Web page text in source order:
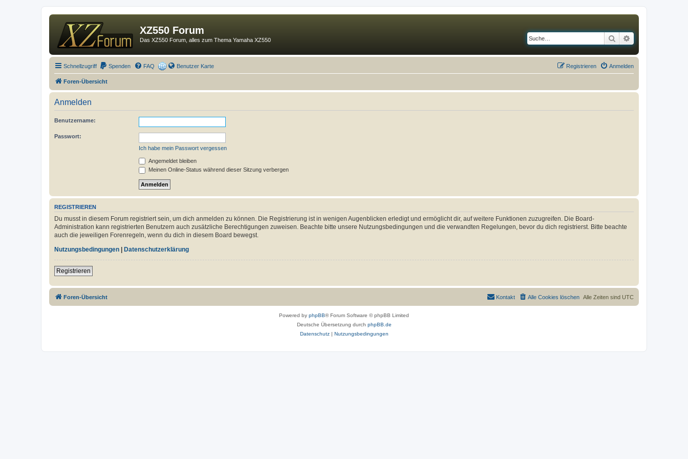
XZ550 Forum
Das XZ550 Forum, alles zum Thema Yamaha XZ550 Suche
Schnellzugriff Spenden FAQ Benutzer Karte Anmelden
Registrieren
Foren-Übersicht
Anmelden
Benutzername:
Passwort:
Ich habe mein Passwort vergessen
Angemeldet bleiben
Meinen Online-Status während dieser Sitzung verbergen
REGISTRIEREN
Du musst in diesem Forum registriert sein, um dich anmelden zu können. Die Registrierung ist in wenigen Augenblicken erledigt und ermöglicht dir, auf weitere Funktionen zuzugreifen. Die Board-
Administration kann registrierten Benutzern auch zusätzliche Berechtigungen zuweisen. Beachte bitte unsere Nutzungsbedingungen und die verwandten Regelungen, bevor du dich registrierst. Bitte beachte
auch die jeweiligen Forenregeln, wenn du dich in diesem Board bewegst.
Nutzungsbedingungen
Datenschutzerklärung
Registrieren
Foren-Übersicht Alle Zeiten sind UTC
Alle Cookies löschen
Kontakt
Powered by phpBB® Forum Software © phpBB Limited
Deutsche Übersetzung durch phpBB.de
Datenschutz| Nutzungsbedingungen